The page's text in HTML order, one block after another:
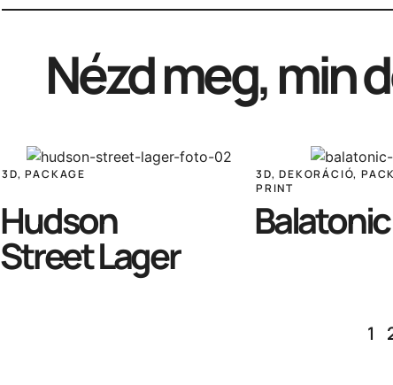
Nézd meg, min
3D,PACKAGE
Hudson
Street Lager
3D,DEKORÁCIÓ,
PRINT
Balatonic
1